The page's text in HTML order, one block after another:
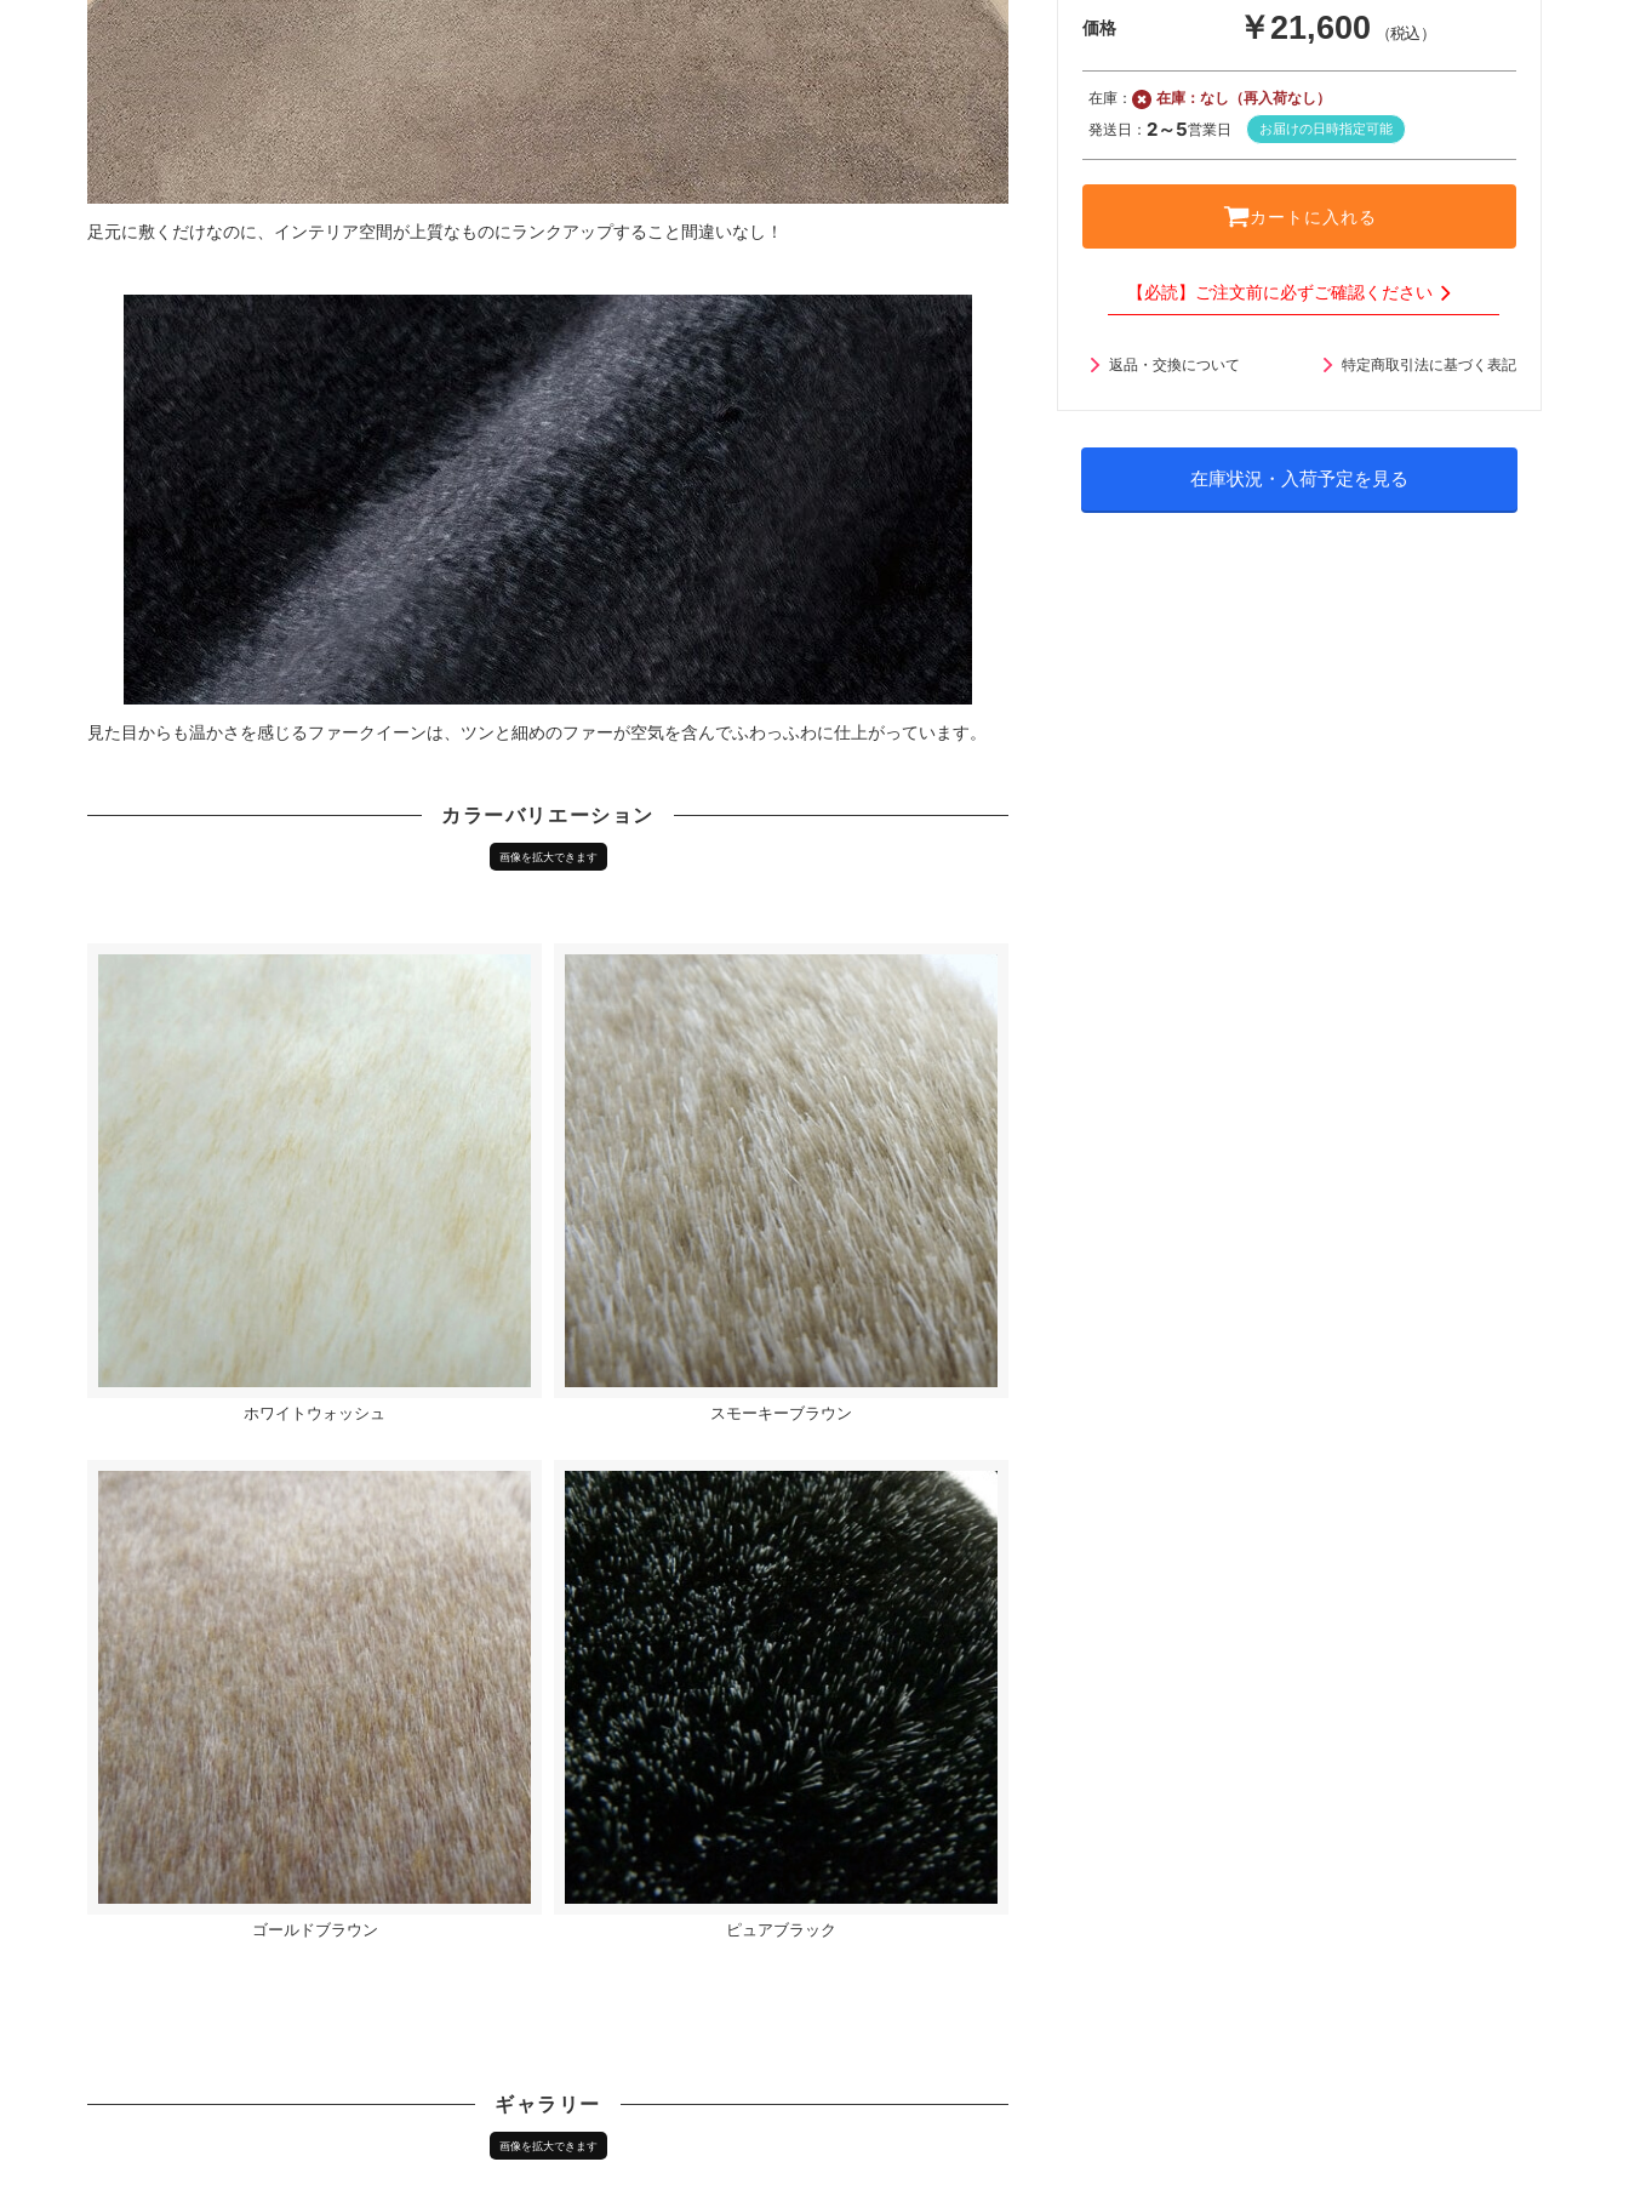
約4枚
約8枚
約9枚
約9枚
約10枚
価格 ￥21,600 （税込）
在庫：
在庫：なし（再入荷なし）
発送日： 2～5営業日 お届けの日時指定可能
カートに入れる
【必読】ご注文前に必ずご確認ください
返品・交換について 特定商取引法に基づく表記
在庫状況・入荷予定を見る
足元に敷くだけなのに、インテリア空間が上質なものにランクアップすること間違いなし！
見た目からも温かさを感じるファークイーンは、ツンと細めのファーが空気を含んでふわっふわに仕上がっています。
カラーバリエーション
ホワイトウォッシュ スモーキーブラウン
ゴールドブラウン ピュアブラック
ギャラリー